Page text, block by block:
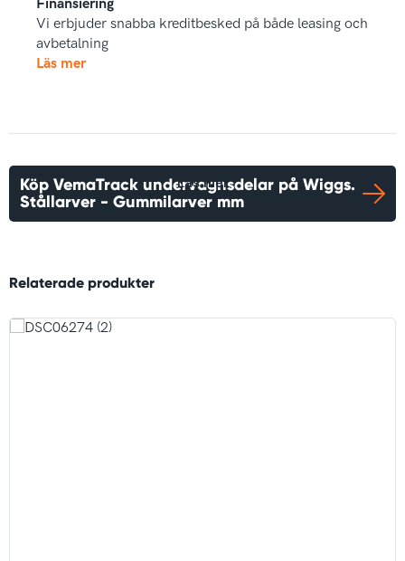
Finansiering
Vi erbjuder snabba kreditbesked på både leasing och
avbetalning
Läs mer
Läs mer
Köp VemaTrack undervagnsdelar på Wiggs.
Stållarver - Gummilarver mm
Relaterade produkter